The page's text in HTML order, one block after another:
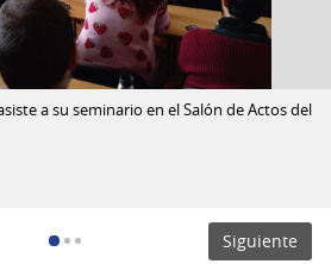
a su seminario en el Salón de Actos del
Siguiente